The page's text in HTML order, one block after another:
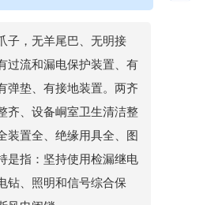
子，无羊尾巴、无明接
过流和漏电保护装置、有
弹垫、有接地装置。两齐
齐、设备峒室卫生清洁整
装置全、绝缘用具全、图
是指：坚持使用检漏继电
钻、照明和信号综合保